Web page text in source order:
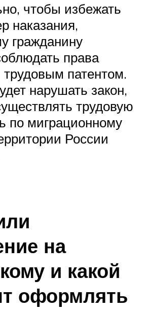
чтобы избежать
наказания,
гражданину
права
трудовым патентом.
нарушать закон,
трудовую
по миграционному
России
на
и какой
оформлять